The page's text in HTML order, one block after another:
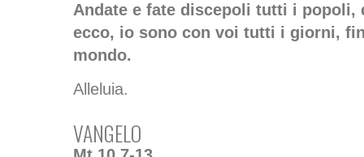
Andate e fate discepoli tutti i popoli,
ecco, io sono con voi tutti i giorni,
mondo.
Alleluia.
VANGELO